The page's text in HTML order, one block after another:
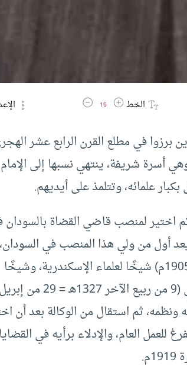
الخطزيادة حجم الخط
16 تقليل حجم الخط
برزوا في مطلع القرن الرابع عشر
أسرة شريفة، ينتهي نسبها إلى الإمام
علمائه، وتتلمذ على أيديهم.
اختير لمنصب قاضي القضاة
1317هـ = 11 من مارس 1900م)، فهو يعد أول من ولي هذا المنصب في السودان،
ووضع نظم القضاء الشرعي، ثم عين في سنة (1332هـ = 1905م) شيخًا لعلماء الإسكندرية، وشيخًا
لمعهدها الديني، ثم اختير وكيلاً لمشيخة الجامع الأزهر في (9 من ربيع الآخر 1327هـ = 29 من إبريل
ونظمه، ثم استقال من الوكالة بعد أن
التشريعية سنة (1331هـ = 1913م)، وتفرغ للعمل العام، والإدلاء برأيه في القضايا